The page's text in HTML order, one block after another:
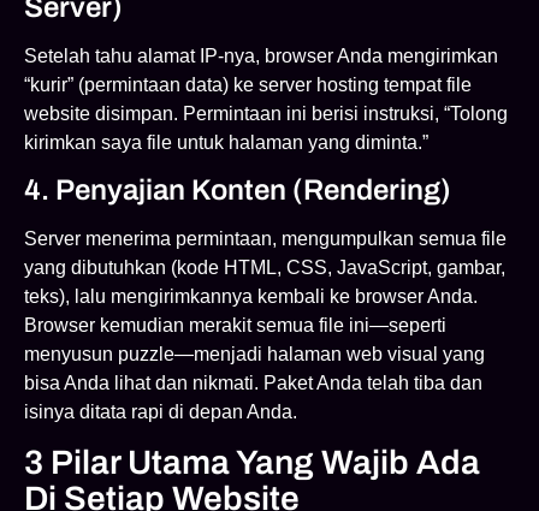
Server)
Setelah tahu alamat IP-nya, browser Anda mengirimkan
“kurir” (permintaan data) ke server hosting tempat file
website disimpan. Permintaan ini berisi instruksi, “Tolong
kirimkan saya file untuk halaman yang diminta.”
4. Penyajian Konten (Rendering)
Server menerima permintaan, mengumpulkan semua file
yang dibutuhkan (kode HTML, CSS, JavaScript, gambar,
teks), lalu mengirimkannya kembali ke browser Anda.
Browser kemudian merakit semua file ini—seperti
menyusun puzzle—menjadi halaman web visual yang
bisa Anda lihat dan nikmati. Paket Anda telah tiba dan
isinya ditata rapi di depan Anda.
3 Pilar Utama Yang Wajib Ada
Di Setiap Website